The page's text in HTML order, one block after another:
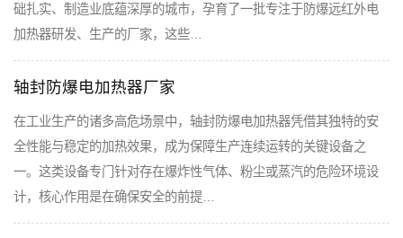
础扎实、制造业底蕴深厚的城市，孕育了一批专注于防爆远红外电
加热器研发、生产的厂家，这些…
轴封防爆电加热器厂家
在工业生产的诸多高危场景中，轴封防爆电加热器凭借其独特的安
全性能与稳定的加热效果，成为保障生产连续运转的关键设备之
一。这类设备专门针对存在爆炸性气体、粉尘或蒸汽的危险环境设
计，核心作用是在确保安全的前提…